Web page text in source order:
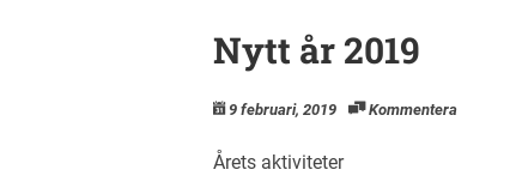
Nytt år 2019
9 februari, 2019 Kommentera
Årets aktiviteter